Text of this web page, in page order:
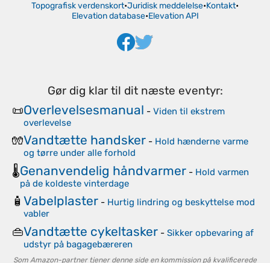
Topografisk verdenskort•Juridisk meddelelse•Kontakt•
Elevation database•Elevation API
Gør dig klar til dit næste eventyr:
📜Overlevelsesmanual - Viden til ekstrem
overlevelse
🧤Vandtætte handsker - Hold hænderne varme
og tørre under alle forhold
🌡️Genanvendelig håndvarmer - Hold varmen
på de koldeste vinterdage
🧴 Vabelplaster - Hurtig lindring og beskyttelse mod
vabler
👜Vandtætte cykeltasker - Sikker opbevaring af
udstyr på bagagebæreren
Som Amazon-partner tjener denne side en kommission på kvalificerede